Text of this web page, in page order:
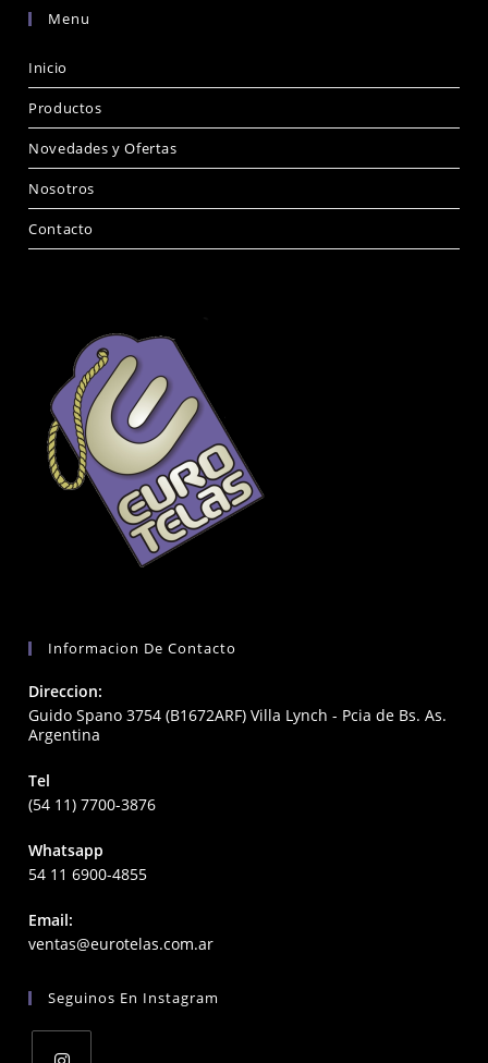
Menu
Inicio
Productos
Novedades y Ofertas
Nosotros
Contacto
Informacion De Contacto
Direccion:
Guido Spano 3754 (B1672ARF) Villa Lynch - Pcia de Bs. As.
Argentina
Tel
(54 11) 7700-3876
Whatsapp
54 11 6900-4855
Email:
ventas@eurotelas.com.arOpens
application
Seguinos En Instagram